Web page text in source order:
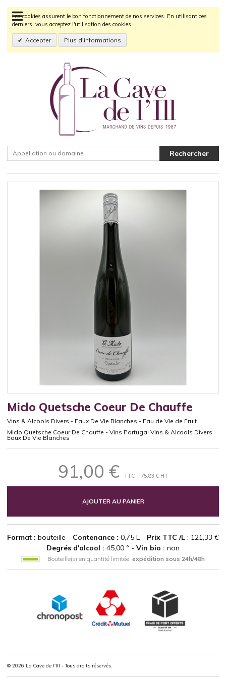
Les cookies assurent le bon fonctionnement de nos services. En utilisant ces
derniers, vous acceptez l'utilisation des cookies.
Accepter Plus d'informations
Miclo Quetsche Coeur De Chauffe
Vins & Alcools Divers - Eaux De Vie Blanches - Eau de Vie de Fruit
Miclo Quetsche Coeur De Chauffe - Vins Portugal Vins & Alcools Divers
Eaux De Vie Blanches
91,00 € TTC - 75,83 € HT
AJOUTER AU PANIER
Format : bouteille - Contenance : 0,75 L - Prix TTC /L : 121,33 €
Degrés d'alcool : 45,00 ° - Vin bio : non
Bouteille(s) en quantité limitée, expédition sous 24h/48h
© 2026 La Cave de l'Ill - Tous droits réservés.